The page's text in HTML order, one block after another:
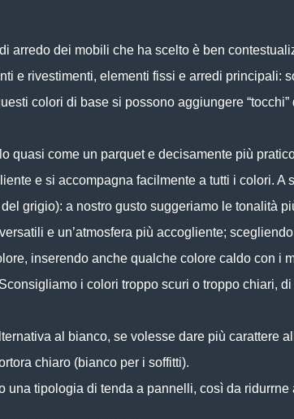
arredo dei mobili che ha scelto è ben
e rivestimenti, elementi fissi e arredi principali:
colori di base si possono aggiungere
quasi come un parquete decisamente più
e si accompagna facilmente a tutti i colori.
grigio): a nostro gusto suggeriamo le tonalità
e un’atmosfera più accogliente;
inserendo anche qualche colore caldo con i
i colori troppo scuri o troppo chiari,
al bianco, se volesse dare più carattere
chiaro (bianco per i soffitti).
una tipologia di tenda a pannelli, così da ridurrne